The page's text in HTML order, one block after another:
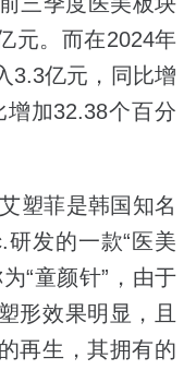
元。而在2024年
3.3亿元，同比增
加32.38个百分
塑菲是韩国知名
研发的一款“医美
“童颜针”，由于
形效果明显，且
再生，其拥有的